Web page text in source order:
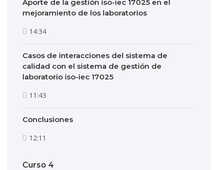
Aporte de la gestión iso-iec 17025 en el
mejoramiento de los laboratorios
14:34
Casos de interacciones del sistema de
calidad con el sistema de gestión de
laboratorio iso-iec 17025
11:43
Conclusiones
12:11
Curso 4